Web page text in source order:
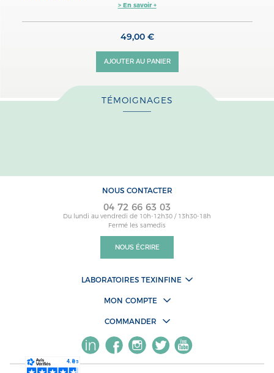
> En savoir +
49,00 €
AJOUTER AU PANIER
TÉMOIGNAGES
NOUS CONTACTER
04 72 66 63 03
Du lundi au vendredi de 10h-12h30 / 13h30-18h
Fermé les samedis
NOUS ÉCRIRE
LABORATOIRES TEXINFINE
MON COMPTE
COMMANDER